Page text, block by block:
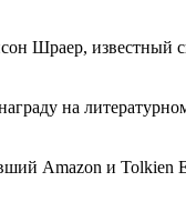
Шраер, известный
на
Amazon и Tolkien